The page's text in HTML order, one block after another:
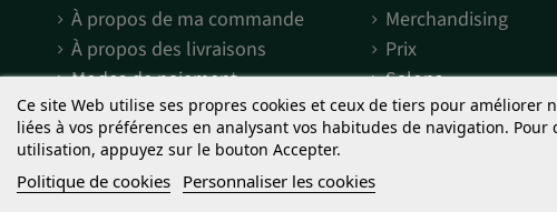
À propos de ma commande
À propos des livraisons
Modes de paiement
Merchandising
Prix
Salons
Termes et conditions
Mentions légales
Termes et conditions
Découvrir Sweet
Ce site Web utilise ses propres cookies et ceux de tiers pour améliorer
liées à vos préférences en analysant vos habitudes de navigation.
utilisation, appuyez sur le bouton Accepter.
Politique de cookies Personnaliser les cookies